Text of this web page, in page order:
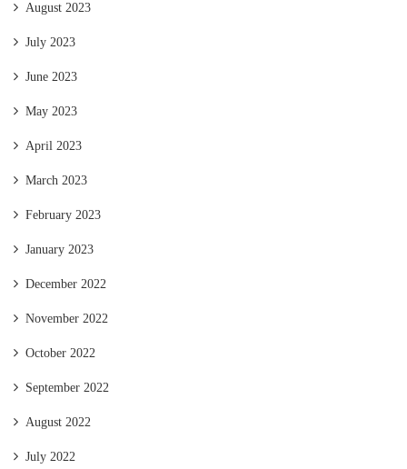
August 2023
July 2023
June 2023
May 2023
April 2023
March 2023
February 2023
January 2023
December 2022
November 2022
October 2022
September 2022
August 2022
July 2022